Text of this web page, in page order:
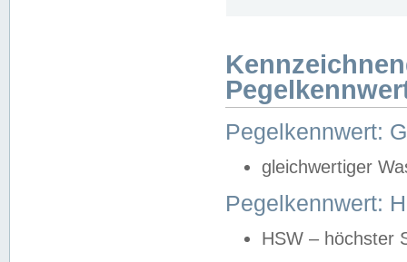
Pegelkennwert:
gleichwertiger
Pegelkennwert:
HSW – höchster